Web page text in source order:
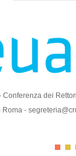
Conferenza dei
-